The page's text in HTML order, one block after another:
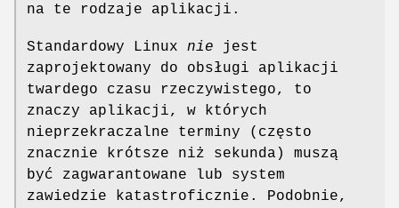
na te rodzaje aplikacji.
Standardowy Linux nie jest
zaprojektowany do obsługi aplikacji
twardego czasu rzeczywistego, to
znaczy aplikacji, w których
nieprzekraczalne terminy (często
znacznie krótsze niż sekunda) muszą
być zagwarantowane lub system
zawiedzie katastroficznie. Podobnie,